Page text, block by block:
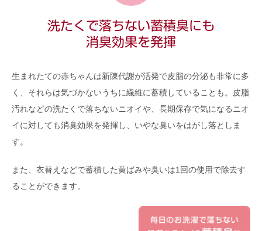
洗たくで落ちない蓄積臭にも
消臭効果を発揮
生まれたての赤ちゃんは新陳代謝が活発で皮脂の分泌も非常に多
く、それらは気づかないうちに繊維に蓄積していることも。皮脂
汚れなどの洗たくで落ちないニオイや、長期保存で気になるニオ
イに対しても消臭効果を発揮し、いやな臭いをはがし落としま
す。
また、衣替えなどで蓄積した黄ばみや臭いは1回の使用で除去す
ることができます。